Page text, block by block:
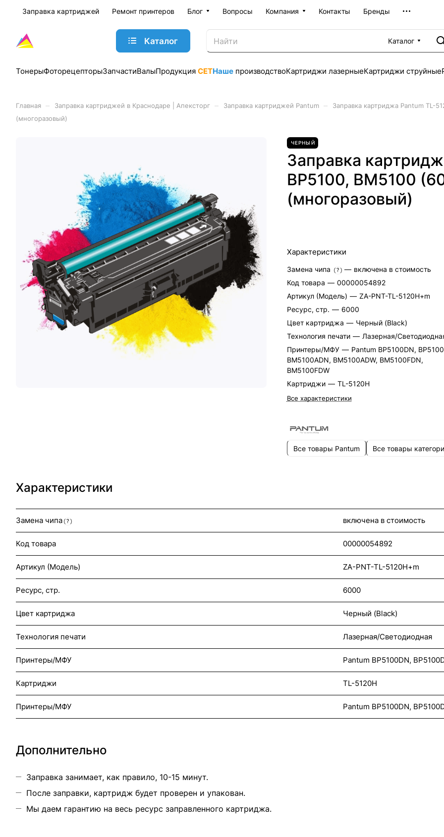
Заправка картриджей Ремонт принтеров Блог Вопросы Компания Контакты Бренды
Каталог
Каталог
ТонерыФоторецепторыЗапчастиВалыПродукция CETНаше производствоКартриджи лазерныеКартриджи струйные
Главная Заправка картриджей в Краснодаре | Апексторг Заправка картриджей Pantum
Заправка картриджа Pantum TL-
(многоразовый)
ЧЕРНЫЙ
Заправка
BP5100, BM5100
(многоразовый)
Характеристики
Замена чипа ? — включена в стоимость
Код товара — 00000054892
Артикул (Модель) — ZA-PNT-TL-5120H+m
Ресурс, стр. — 6000
Цвет картриджа — Черный (Black)
Технология печати — Лазерная/
Принтеры/МФУ — Pantum BP5100DN,
BM5100ADN, BM5100ADW, BM5100FDN,
BM5100FDW
Картриджи — TL-5120H
Все характеристики
Все товары Pantum Все товары
Характеристики
Замена чипа ? включена в стоимость
Код товара 00000054892
Артикул (Модель) ZA-PNT-TL-5120H+m
Ресурс, стр. 6000
Цвет картриджа Черный (Black)
Технология печати Лазерная/Светодиодная
Принтеры/МФУ Pantum BP5100DN,
Картриджи TL-5120H
Принтеры/МФУ Pantum BP5100DN,
Дополнительно
Заправка занимает, как правило, 10-15 минут.
После заправки, картридж будет проверен и упакован.
Мы даем гарантию на весь ресурс заправленного картриджа.